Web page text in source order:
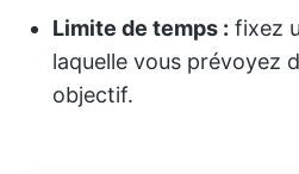
Limite de temps : fixez
laquelle vous prévoyez
objectif.